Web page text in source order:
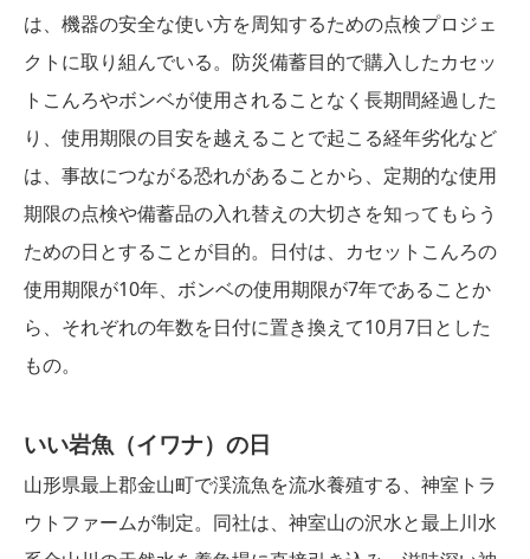
は、機器の安全な使い方を周知するための点検プロジェ
クトに取り組んでいる。防災備蓄目的で購入したカセッ
トこんろやボンベが使用されることなく長期間経過した
り、使用期限の目安を越えることで起こる経年劣化など
は、事故につながる恐れがあることから、定期的な使用
期限の点検や備蓄品の入れ替えの大切さを知ってもらう
ための日とすることが目的。日付は、カセットこんろの
使用期限が10年、ボンベの使用期限が7年であることか
ら、それぞれの年数を日付に置き換えて10月7日とした
もの。
いい岩魚（イワナ）の日
山形県最上郡金山町で渓流魚を流水養殖する、神室トラ
ウトファームが制定。同社は、神室山の沢水と最上川水